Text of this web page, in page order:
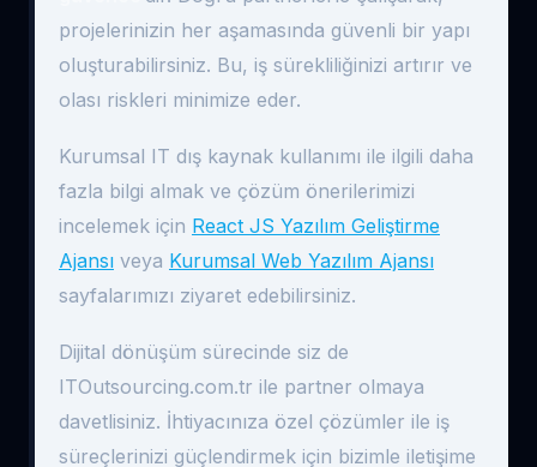
projelerinizin her aşamasında güvenli bir yapı
oluşturabilirsiniz. Bu, iş sürekliliğinizi artırır ve
olası riskleri minimize eder.
Kurumsal IT dış kaynak kullanımı ile ilgili daha
fazla bilgi almak ve çözüm önerilerimizi
incelemek için React JS Yazılım Geliştirme
Ajansı veya Kurumsal Web Yazılım Ajansı
sayfalarımızı ziyaret edebilirsiniz.
Dijital dönüşüm sürecinde siz de
ITOutsourcing.com.tr ile partner olmaya
davetlisiniz. İhtiyacınıza özel çözümler ile iş
süreçlerinizi güçlendirmek için bizimle iletişime